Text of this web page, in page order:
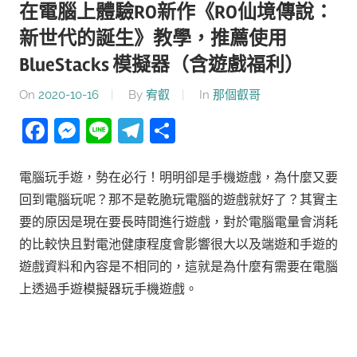
在電腦上體驗RO新作《RO仙境傳說：
新世代的誕生》教學，推薦使用
BlueStacks 模擬器（含遊戲福利）
On 2020-10-16 By 宥叡 In 那個叡哥
Facebook
Messenger
LineTelegram
電腦玩手遊，勢在必行！明明卻是手機遊戲，為什麼又要
回到電腦玩呢？那不是乾脆玩電腦的遊戲就好了？其實主
要的原因是現在要長時間進行遊戲，對於電腦電量會消耗
的比較快且對電池健康程度會影響很大以及端遊和手遊的
遊戲資料和內容是不相同的，這就是為什麼有需要在電腦
上透過手遊模擬器玩手機遊戲。